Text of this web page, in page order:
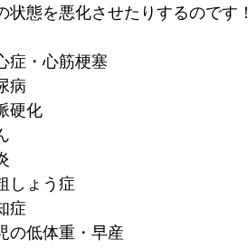
状態を悪化させたりするのです
症・心筋梗塞
病
硬化
しょう症
症
の低体重・早産